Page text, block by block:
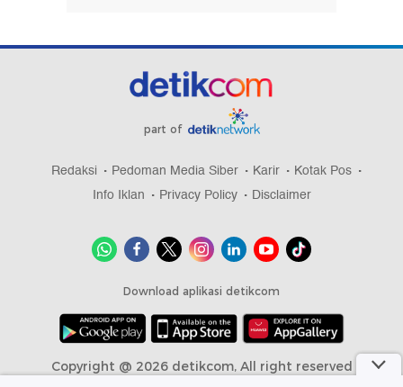
part of
Redaksi Pedoman Media Siber Karir
Kotak Pos
Info Iklan
Privacy Policy Disclaimer
Download aplikasi detikcom
Copyright @ 2026 detikcom, All right reserved